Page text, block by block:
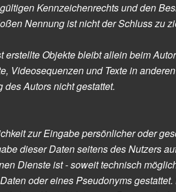
Kennzeichenrechts und den
Nennung ist nicht der Schluss zu
Objekte bleibt allein beim
Videosequenzen und Texte in
Autors nicht gestattet.
zur Eingabe persönlicher oder
dieser Daten seitens des Nutzers
Dienste ist - soweit technisch
oder eines Pseudonyms